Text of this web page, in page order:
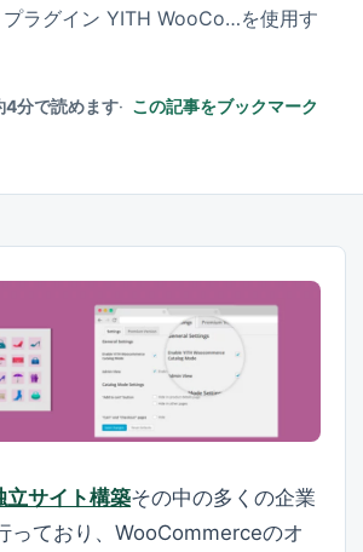
プラグイン YITH WooCo…を使用す
4分で読めます
この記事をブックマーク
立サイト構築その中の多くの企業
っており、WooCommerceのオ